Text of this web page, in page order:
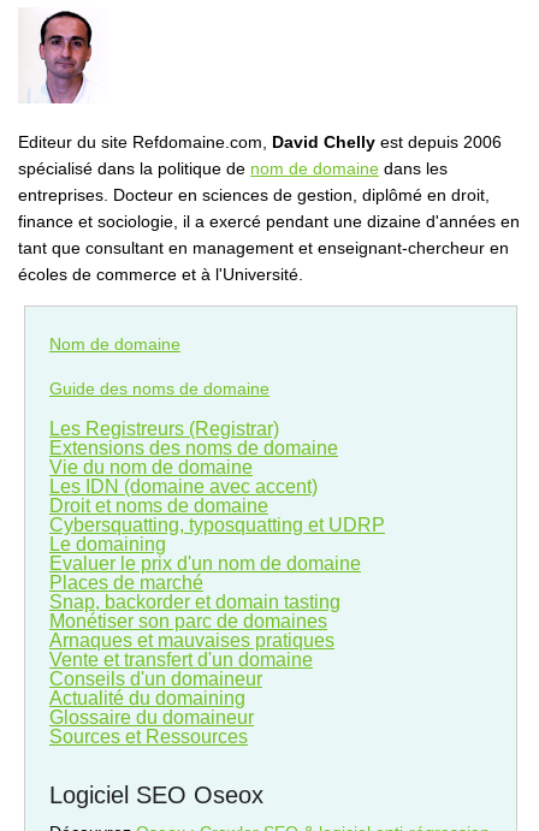
Editeur du site Refdomaine.com, David Chelly est depuis 2006
spécialisé dans la politique de nom de domaine dans les
entreprises. Docteur en sciences de gestion, diplômé en droit,
finance et sociologie, il a exercé pendant une dizaine d'années en
tant que consultant en management et enseignant-chercheur en
écoles de commerce et à l'Université.
Nom de domaine
Guide des noms de domaine
Les Registreurs (Registrar)
Extensions des noms de domaine
Vie du nom de domaine
Les IDN (domaine avec accent)
Droit et noms de domaine
Cybersquatting, typosquatting et UDRP
Le domaining
Evaluer le prix d'un nom de domaine
Places de marché
Snap, backorder et domain tasting
Monétiser son parc de domaines
Arnaques et mauvaises pratiques
Vente et transfert d'un domaine
Conseils d'un domaineur
Actualité du domaining
Glossaire du domaineur
Sources et Ressources
Logiciel SEO Oseox